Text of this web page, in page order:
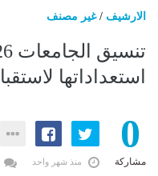
الارشيف /غير مصنف
استعداداتها
0
مشاركة منذ شهر واحد